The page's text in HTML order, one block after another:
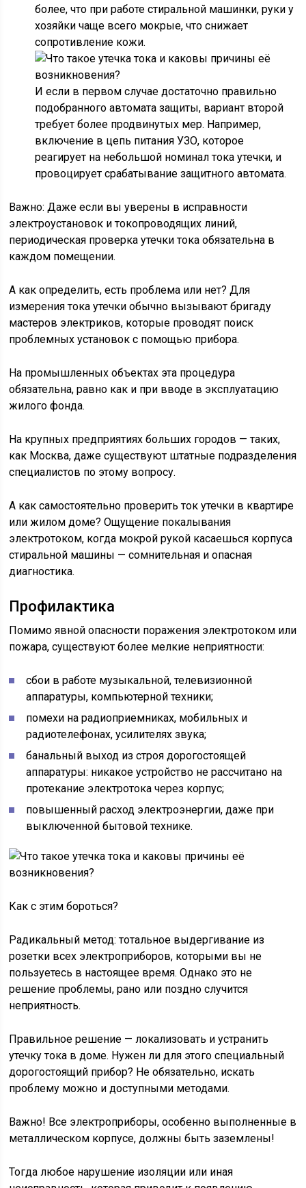
более, что при работе стиральной машинки, руки у
хозяйки чаще всего мокрые, что снижает
сопротивление кожи.
И если в первом случае достаточно правильно
подобранного автомата защиты, вариант второй
требует более продвинутых мер. Например,
включение в цепь питания УЗО, которое
реагирует на небольшой номинал тока утечки, и
провоцирует срабатывание защитного автомата.
Важно: Даже если вы уверены в исправности
электроустановок и токопроводящих линий,
периодическая проверка утечки тока обязательна в
каждом помещении.
А как определить, есть проблема или нет? Для
измерения тока утечки обычно вызывают бригаду
мастеров электриков, которые проводят поиск
проблемных установок с помощью прибора.
На промышленных объектах эта процедура
обязательна, равно как и при вводе в эксплуатацию
жилого фонда.
На крупных предприятиях больших городов — таких,
как Москва, даже существуют штатные подразделения
специалистов по этому вопросу.
А как самостоятельно проверить ток утечки в квартире
или жилом доме? Ощущение покалывания
электротоком, когда мокрой рукой касаешься корпуса
стиральной машины — сомнительная и опасная
диагностика.
Профилактика
Помимо явной опасности поражения электротоком или
пожара, существуют более мелкие неприятности:
сбои в работе музыкальной, телевизионной
аппаратуры, компьютерной техники;
помехи на радиоприемниках, мобильных и
радиотелефонах, усилителях звука;
банальный выход из строя дорогостоящей
аппаратуры: никакое устройство не рассчитано на
протекание электротока через корпус;
повышенный расход электроэнергии, даже при
выключенной бытовой технике.
Как с этим бороться?
Радикальный метод: тотальное выдергивание из
розетки всех электроприборов, которыми вы не
пользуетесь в настоящее время. Однако это не
решение проблемы, рано или поздно случится
неприятность.
Правильное решение — локализовать и устранить
утечку тока в доме. Нужен ли для этого специальный
дорогостоящий прибор? Не обязательно, искать
проблему можно и доступными методами.
Важно! Все электроприборы, особенно выполненные в
металлическом корпусе, должны быть заземлены!
Тогда любое нарушение изоляции или иная